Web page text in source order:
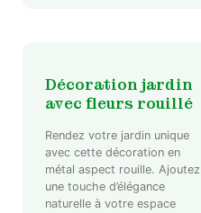
Décoration jardin
avec fleurs rouillé
Rendez votre jardin unique
avec cette décoration en
métal aspect rouille. Ajoutez
une touche d’élégance
naturelle à votre espace